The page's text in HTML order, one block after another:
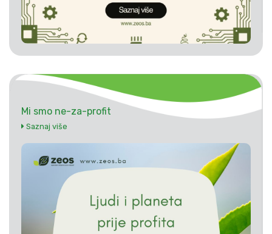
Mi smo ne-za-profit
Saznaj više